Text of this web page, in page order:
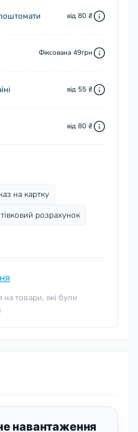
від 80 ₴
Фіксована 49грн
від 55 ₴
від 80 ₴
на картку
розрахунок
на товари, які були
навантаження